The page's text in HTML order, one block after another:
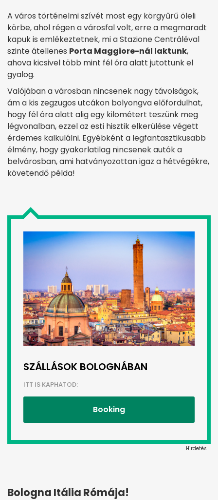
A város történelmi szívét most egy körgyűrű öleli
körbe, ahol régen a városfal volt, erre a megmaradt
kapuk is emlékeztetnek, mi a Stazione Centráléval
szinte átellenes Porta Maggiore-nál laktunk,
ahova kicsivel több mint fél óra alatt jutottunk el
gyalog.
Valójában a városban nincsenek nagy távolságok,
ám a kis zegzugos utcákon bolyongva előfordulhat,
hogy fél óra alatt alig egy kilométert teszünk meg
légvonalban, ezzel az esti hisztik elkerülése végett
érdemes kalkulálni. Egyébként a legfantasztikusabb
élmény, hogy gyakorlatilag nincsenek autók a
belvárosban, ami hatványozottan igaz a hétvégékre,
követendő példa!
SZÁLLÁSOK BOLOGNÁBAN
ITT IS KAPHATOD:
Booking
Hirdetés
Bologna Itália Rómája!